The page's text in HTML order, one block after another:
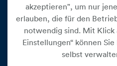
Datenschutz
Impressum
Widerrufsbelehrung
Medienfreiheitsgesetz
akzeptieren", um nur
erlauben, die für den
notwendig sind. Mit Klick
Einstellungen“ können
selbst